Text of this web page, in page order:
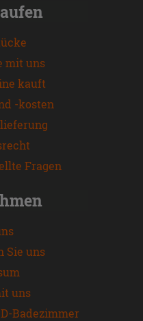
mit uns
kauft
-kosten
Fragen
Sie uns
uns
Badezimmer